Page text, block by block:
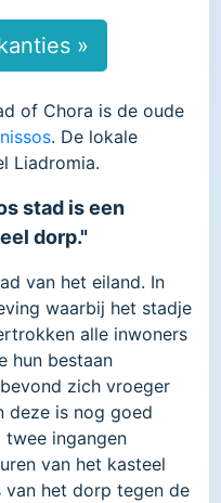
»
of Chora is de oude
. De lokale
Liadromia.
stad is een
dorp."
van het eiland. In
waarbij het stadje
alle inwoners
hun bestaan
zich vroeger
deze is nog goed
ingangen
van het kasteel
het dorp tegen de